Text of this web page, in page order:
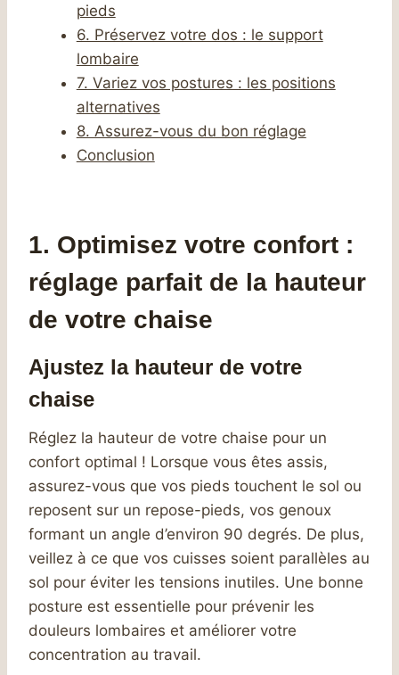
pieds
6. Préservez votre dos : le support
lombaire
7. Variez vos postures : les positions
alternatives
8. Assurez-vous du bon réglage
Conclusion
1. Optimisez votre confort :
réglage parfait de la hauteur
de votre chaise
Ajustez la hauteur de votre
chaise
Réglez la hauteur de votre chaise pour un
confort optimal ! Lorsque vous êtes assis,
assurez-vous que vos pieds touchent le sol ou
reposent sur un repose-pieds, vos genoux
formant un angle d’environ 90 degrés. De plus,
veillez à ce que vos cuisses soient parallèles au
sol pour éviter les tensions inutiles. Une bonne
posture est essentielle pour prévenir les
douleurs lombaires et améliorer votre
concentration au travail.